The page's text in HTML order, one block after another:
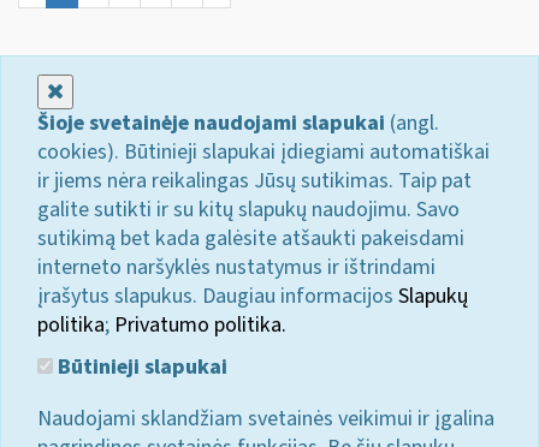
Šioje svetainėje naudojami slapukai (angl.
cookies). Būtinieji slapukai įdiegiami automatiškai
ir jiems nėra reikalingas Jūsų sutikimas. Taip pat
galite sutikti ir su kitų slapukų naudojimu. Savo
sutikimą bet kada galėsite atšaukti pakeisdami
interneto naršyklės nustatymus ir ištrindami
įrašytus slapukus. Daugiau informacijos Slapukų
politika; Privatumo politika.
Būtinieji slapukai
Naudojami sklandžiam svetainės veikimui ir įgalina